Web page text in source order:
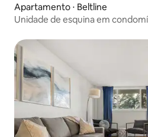
Apartamento ⋅ Beltline
Unidade de esquina em